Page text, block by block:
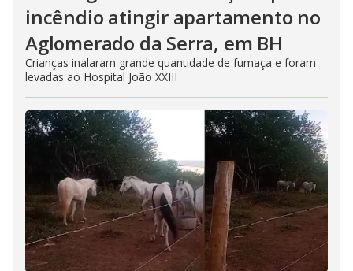
incêndio atingir apartamento no
Aglomerado da Serra, em BH
Crianças inalaram grande quantidade de fumaça e foram
levadas ao Hospital João XXIII